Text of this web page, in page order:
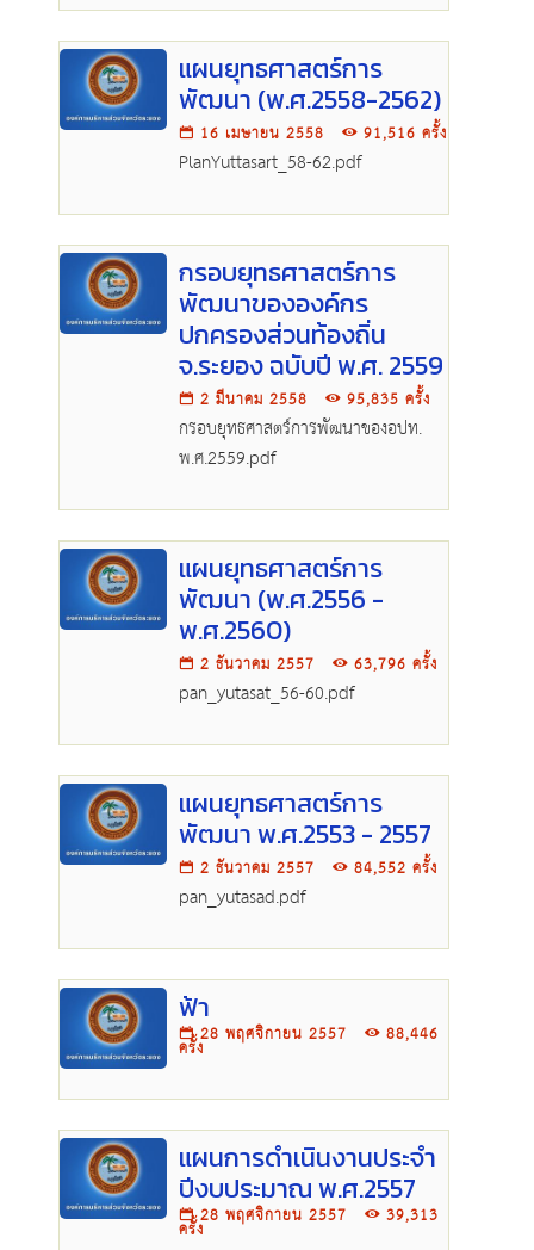
แผนยุทธศาสตร์การ
พัฒนา (พ.ศ.2558-2562)
16 เมษายน 2558 91,516 ครั้ง
PlanYuttasart_58-62.pdf
กรอบยุทธศาสตร์การ
พัฒนาขององค์กร
ปกครองส่วนท้องถิ่น
จ.ระยอง ฉบับปี พ.ศ. 2559
2 มีนาคม 2558 95,835 ครั้ง
กรอบยุทธศาสตร์การพัฒนาของอปท.
พ.ศ.2559.pdf
แผนยุทธศาสตร์การ
พัฒนา (พ.ศ.2556 -
พ.ศ.2560)
2 ธันวาคม 2557 63,796 ครั้ง
pan_yutasat_56-60.pdf
แผนยุทธศาสตร์การ
พัฒนา พ.ศ.2553 - 2557
2 ธันวาคม 2557 84,552 ครั้ง
pan_yutasad.pdf
ฟ้า
28 พฤศจิกายน 2557 88,446
ครั้ง
แผนการดำเนินงานประจำ
ปีงบประมาณ พ.ศ.2557
28 พฤศจิกายน 2557 39,313
ครั้ง